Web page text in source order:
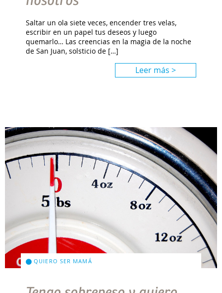
Saltar un ola siete veces, encender tres velas,
escribir en un papel tus deseos y luego
quemarlo… Las creencias en la magia de la noche
de San Juan, solsticio de […]
Leer más >
QUIERO SER MAMÁ